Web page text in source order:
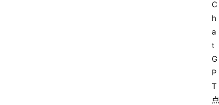
C
h
a
t
G
P
T
点